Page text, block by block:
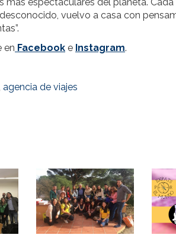
vuelvo a casa con
en Facebook e Instagram.
agencia de viajes